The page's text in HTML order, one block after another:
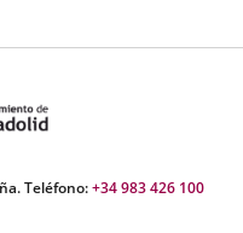
Teléfono:+34 983 426 100